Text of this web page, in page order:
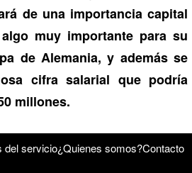
de una importancia capital
muy importante para su
de Alemania, y además se
cifra salarial que podría
millones.
del servicio¿Quienes somos?Contacto